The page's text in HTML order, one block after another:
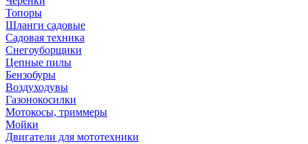
Топоры
Шланги садовые
Садовая техника
Снегоуборщики
Цепные пилы
Бензобуры
Воздуходувы
Газонокосилки
Мотокосы, триммеры
Мойки
Двигатели для мототехники